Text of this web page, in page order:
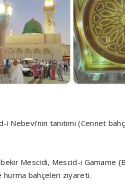
tanıtımı (Cennet
Mescidi, Mescid-i Gamame
bahçeleri ziyareti.